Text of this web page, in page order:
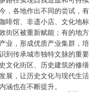
，各地作出不同的尝试，有
啡馆、非遗小店、文化地标
街区被重新赋能；有的地方
业，形成优质产业集群，培
到传承城市独特文脉的重要
文化街区、历史建筑的修缮
展，让历史文化与现代生活
涵也在不断提升。